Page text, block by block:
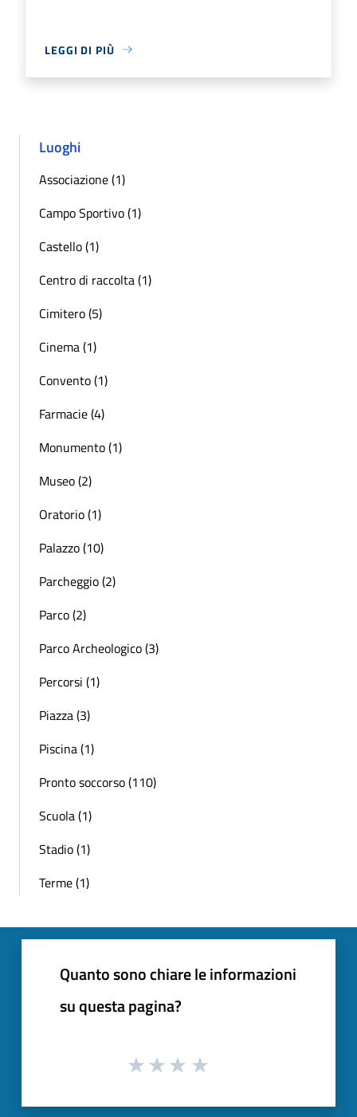
LEGGI DI PIÙ
Luoghi
Associazione (1)
Campo Sportivo (1)
Castello (1)
Centro di raccolta (1)
Cimitero (5)
Cinema (1)
Convento (1)
Farmacie (4)
Monumento (1)
Museo (2)
Oratorio (1)
Palazzo (10)
Parcheggio (2)
Parco (2)
Parco Archeologico (3)
Percorsi (1)
Piazza (3)
Piscina (1)
Pronto soccorso (110)
Scuola (1)
Stadio (1)
Terme (1)
Quanto sono chiare le informazioni
su questa pagina?